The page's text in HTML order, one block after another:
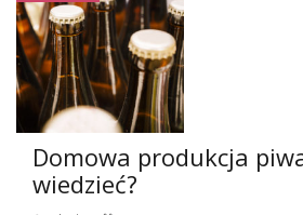
Domowa produkcja
wiedzieć?